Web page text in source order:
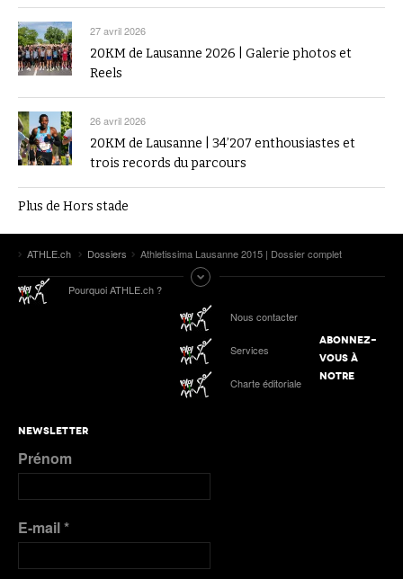
27 avril 2026
20KM de Lausanne 2026 | Galerie photos et
Reels
26 avril 2026
20KM de Lausanne | 34’207 enthousiastes et
trois records du parcours
Plus de Hors stade
ATHLE.ch Dossiers Athletissima Lausanne 2015 | Dossier complet
Pourquoi ATHLE.ch ?
Nous contacter
Services
Charte éditoriale
ABONNEZ-
VOUS À
NOTRE
NEWSLETTER
Prénom
E-mail*